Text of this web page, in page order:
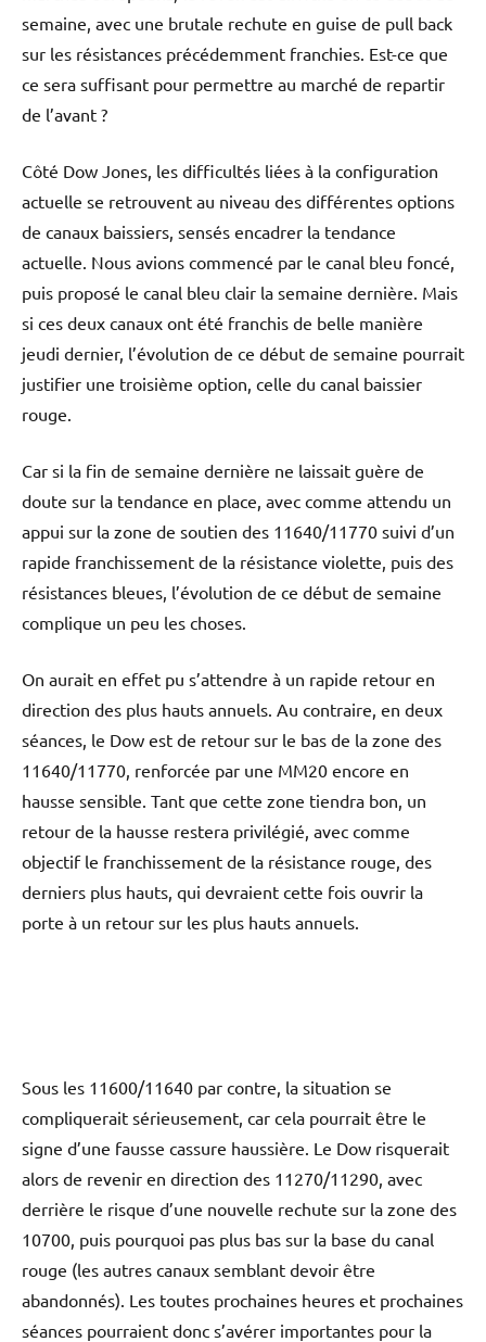
semaine, avec une brutale rechute en guise de pull back
sur les résistances précédemment franchies. Est-ce que
ce sera suffisant pour permettre au marché de repartir
de l’avant ?
Côté Dow Jones, les difficultés liées à la configuration
actuelle se retrouvent au niveau des différentes options
de canaux baissiers, sensés encadrer la tendance
actuelle. Nous avions commencé par le canal bleu foncé,
puis proposé le canal bleu clair la semaine dernière. Mais
si ces deux canaux ont été franchis de belle manière
jeudi dernier, l’évolution de ce début de semaine pourrait
justifier une troisième option, celle du canal baissier
rouge.
Car si la fin de semaine dernière ne laissait guère de
doute sur la tendance en place, avec comme attendu un
appui sur la zone de soutien des 11640/11770 suivi d’un
rapide franchissement de la résistance violette, puis des
résistances bleues, l’évolution de ce début de semaine
complique un peu les choses.
On aurait en effet pu s’attendre à un rapide retour en
direction des plus hauts annuels. Au contraire, en deux
séances, le Dow est de retour sur le bas de la zone des
11640/11770, renforcée par une MM20 encore en
hausse sensible. Tant que cette zone tiendra bon, un
retour de la hausse restera privilégié, avec comme
objectif le franchissement de la résistance rouge, des
derniers plus hauts, qui devraient cette fois ouvrir la
porte à un retour sur les plus hauts annuels.
Sous les 11600/11640 par contre, la situation se
compliquerait sérieusement, car cela pourrait être le
signe d’une fausse cassure haussière. Le Dow risquerait
alors de revenir en direction des 11270/11290, avec
derrière le risque d’une nouvelle rechute sur la zone des
10700, puis pourquoi pas plus bas sur la base du canal
rouge (les autres canaux semblant devoir être
abandonnés). Les toutes prochaines heures et prochaines
séances pourraient donc s’avérer importantes pour la